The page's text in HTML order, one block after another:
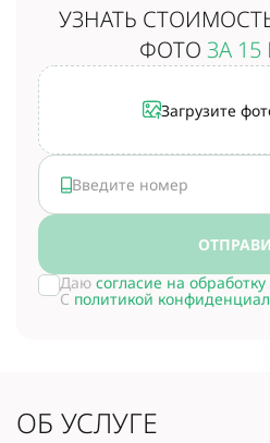
УЗНАТЬ
ФОТО ЗА
Загрузите
Даю согласие на
С политикой
ОБ УСЛУГЕ